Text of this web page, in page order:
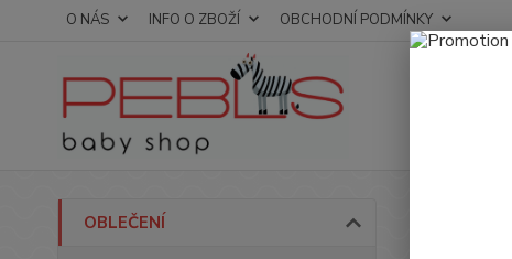
O NÁS INFO O ZBOŽÍ OBCHODNÍ PODMÍNKY
OBLEČENÍ